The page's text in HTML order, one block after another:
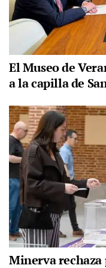
El Museo de
a la capilla de
Minerva